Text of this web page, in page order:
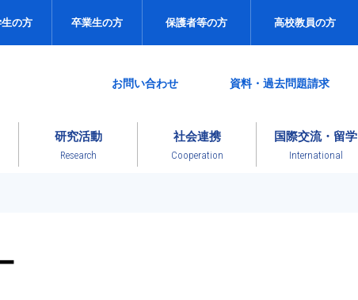
の方 卒業生の方 保護者等の方 高校教員の方
お問い合わせ 資料・過去問題請求
研究活動
Research
社会連携
Cooperation
国際交流・留学
International